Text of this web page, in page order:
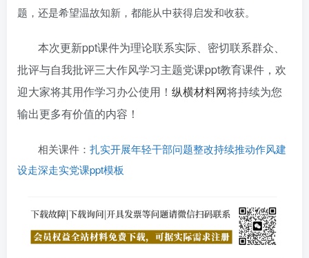
题，还是希望温故知新，都能从中获得启发和收获。
本次更新ppt课件为理论联系实际、密切联系群众、
批评与自我批评三大作风学习主题党课ppt教育课件，欢
迎大家将其用作学习办公使用！ 纵横材料网将持续为您
输出更多有价值的内容！
相关课件： 扎实开展年轻干部问题整改持续推动作风建
设走深走实党课ppt模板